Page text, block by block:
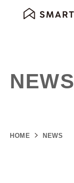
NEWS
HOME NEWS